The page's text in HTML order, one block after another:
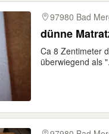
97980 Bad
dünne
Ca 8 Zentimeter
überwiegend als